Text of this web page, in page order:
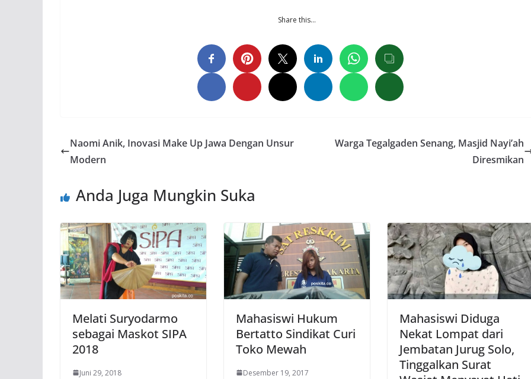
Share this…
Naomi Anik, Inovasi Make Up Jawa Dengan Unsur
Modern
Warga Tegalgaden Senang, Masjid Nayi’ah
Diresmikan
Anda Juga Mungkin Suka
Melati Suryodarmo
sebagai Maskot SIPA
2018
Juni 29, 2018
Mahasiswi Hukum
Bertatto Sindikat Curi
Toko Mewah
Desember 19, 2017
Mahasiswi Diduga
Nekat Lompat dari
Jembatan Jurug Solo,
Tinggalkan Surat